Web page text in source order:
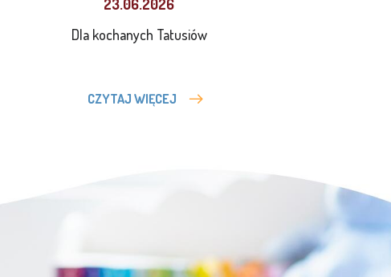
23.06.2026
Dla kochanych Tatusiów
CZYTAJ WIĘCEJ